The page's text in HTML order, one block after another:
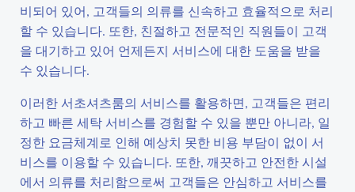
비되어 있어, 고객들의 의류를 신속하고 효율적으로 처리
할 수 있습니다. 또한, 친절하고 전문적인 직원들이 고객
을 대기하고 있어 언제든지 서비스에 대한 도움을 받을
수 있습니다.
이러한 서초셔츠룸의 서비스를 활용하면, 고객들은 편리
하고 빠른 세탁 서비스를 경험할 수 있을 뿐만 아니라, 일
정한 요금체계로 인해 예상치 못한 비용 부담이 없이 서
비스를 이용할 수 있습니다. 또한, 깨끗하고 안전한 시설
에서 의류를 처리함으로써 고객들은 안심하고 서비스를